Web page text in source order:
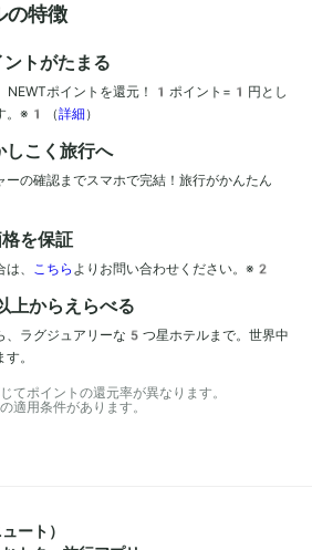
特徴
トがたまる
NEWTポイントを還元！1ポイント=1円とし
。※1
（詳細 ）
こく旅行へ
ーの確認までスマホで完結！旅行がかんたん
を保証
、 こちら よりお問い合わせください。※2
からえらべる
、ラグジュアリーな5つ星ホテルまで。世界中
。
ポイントの還元率が異なります。
用条件があります。
ート）